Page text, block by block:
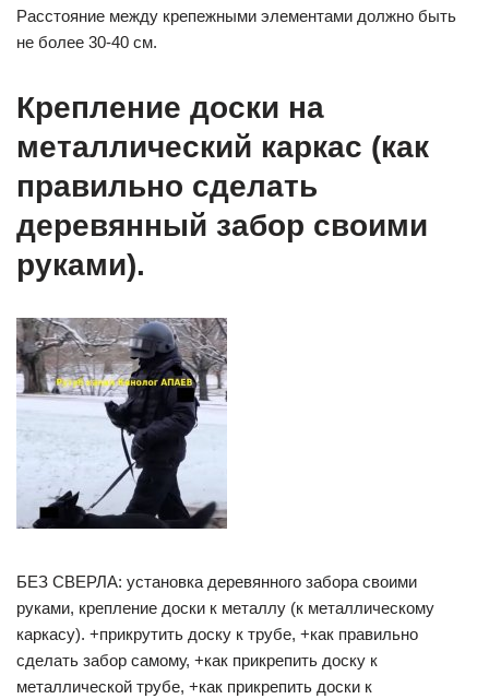
Расстояние между крепежными элементами должно быть
не более 30-40 см.
Крепление доски на
металлический каркас (как
правильно сделать
деревянный забор своими
руками).
БЕЗ СВЕРЛА: установка деревянного забора своими
руками, крепление доски к металлу (к металлическому
каркасу). +прикрутить доску к трубе, +как правильно
сделать забор самому, +как прикрепить доску к
металлической трубе, +как прикрепить доски к